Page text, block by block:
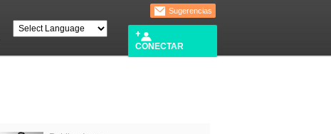
Sugerencias
CONECTAR